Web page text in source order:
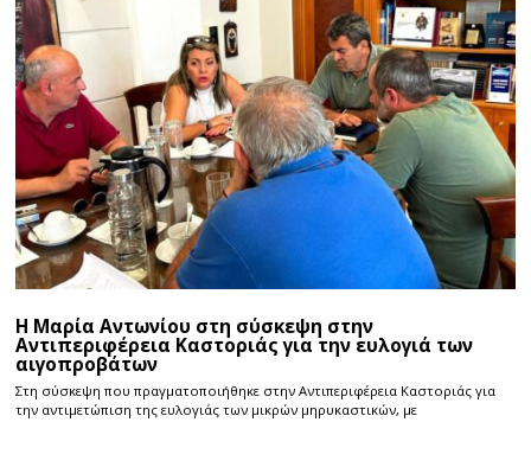
Η Μαρία Αντωνίου στη σύσκεψη στην
Αντιπεριφέρεια Καστοριάς για την ευλογιά των
αιγοπροβάτων
Στη σύσκεψη που πραγματοποιήθηκε στην Αντιπεριφέρεια Καστοριάς για
την αντιμετώπιση της ευλογιάς των μικρών μηρυκαστικών, με